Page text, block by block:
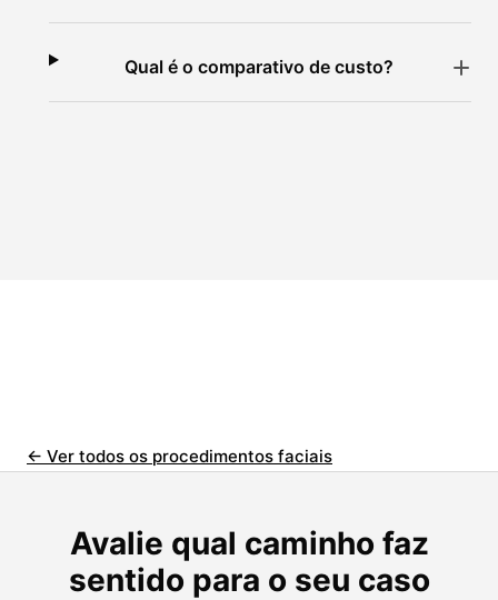
Qual é o comparativo de custo?
← Ver todos os procedimentos faciais
Avalie qual caminho faz
sentido para o seu caso